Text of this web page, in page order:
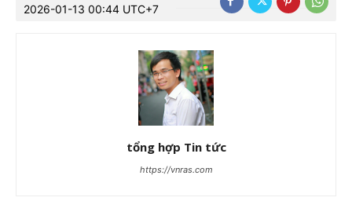
2026-01-13 00:44 UTC+7
tổng hợp Tin tức
https://vnras.com